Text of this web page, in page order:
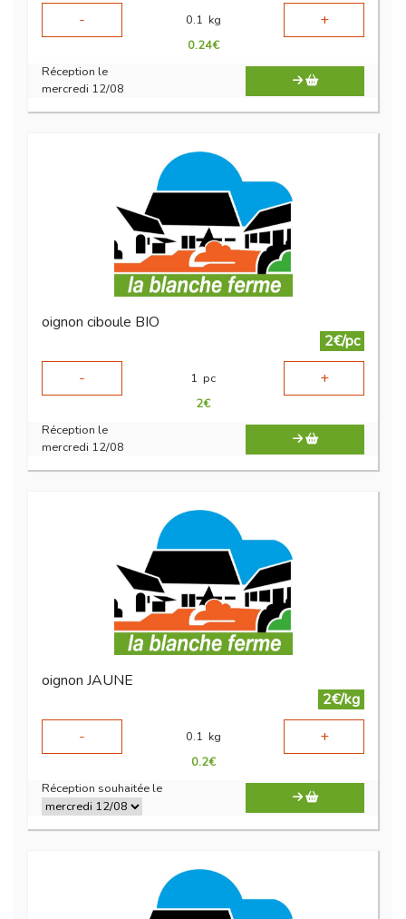
-
0.1 kg +
0.24€
Réception le
mercredi 12/08
oignon ciboule BIO
2€/pc
-
1 pc +
2€
Réception le
mercredi 12/08
oignon JAUNE
2€/kg
-
0.1 kg +
0.2€
Réception souhaitée le